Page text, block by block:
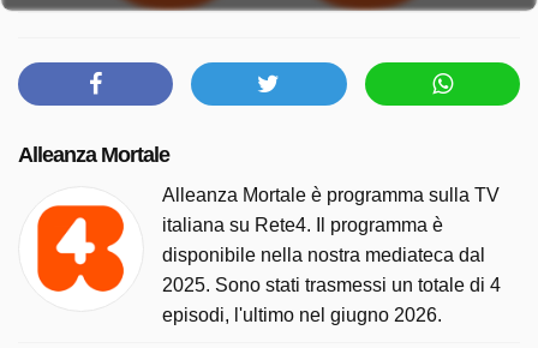
Alleanza Mortale
Alleanza Mortale è programma sulla TV
italiana su Rete4. Il programma è
disponibile nella nostra mediateca dal
2025. Sono stati trasmessi un totale di 4
episodi, l'ultimo nel giugno 2026.